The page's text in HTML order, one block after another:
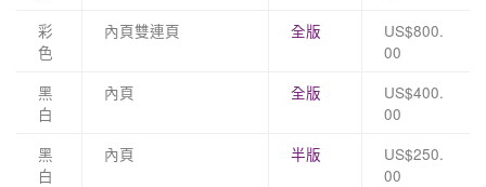
彩
色
內頁雙連頁 全版
US$800.
00
黑
白
內頁 全版
US$400.
00
黑
白
內頁 半版
US$250.
00